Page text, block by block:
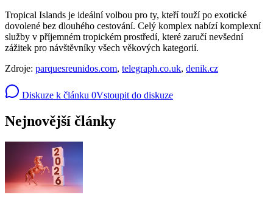
Tropical Islands je ideální volbou pro ty, kteří touží po exotické
dovolené bez dlouhého cestování. Celý komplex nabízí komplexní
služby v příjemném tropickém prostředí, které zaručí nevšední
zážitek pro návštěvníky všech věkových kategorií.
Zdroje: parquesreunidos.com, telegraph.co.uk, denik.cz
Diskuze k článku 0Vstoupit do diskuze
Nejnovější články